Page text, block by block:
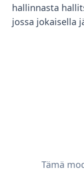
hallinnasta
jossa jokaisella
Tämä